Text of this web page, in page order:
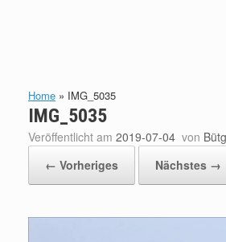
Home » IMG_5035
IMG_5035
Veröffentlicht am 2019-07-04 von
← Vorheriges
Nächstes →